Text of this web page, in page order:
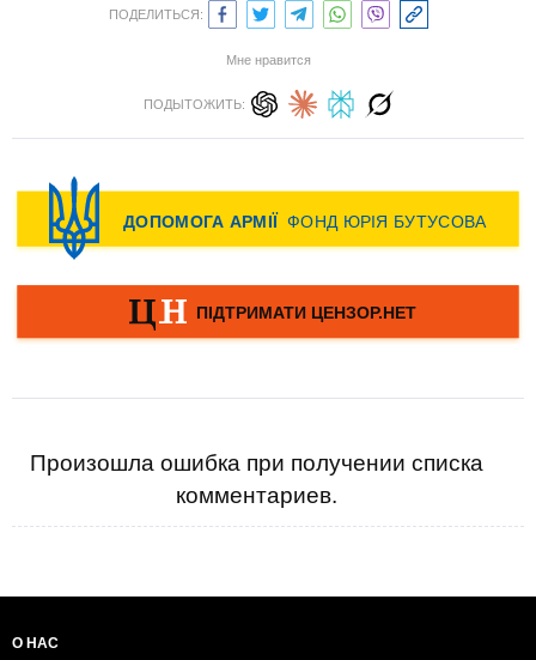
ПОДЕЛИТЬСЯ:
Мне нравится
ПОДЫТОЖИТЬ:
Произошла ошибка при получении списка
комментариев.
О НАС